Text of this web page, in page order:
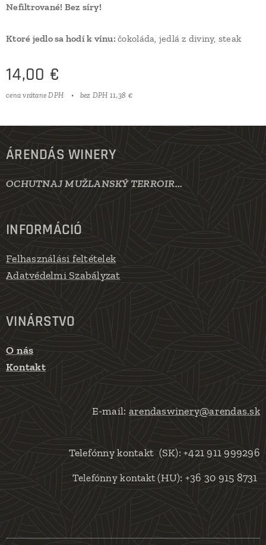
Nefiltrované! Bez síry!
Ktoré jedlo sa hodí k vínu:čokoláda, jedlá z diviny, steak
14,00 €
cena vrátane DPH bez DPH 11,38 €
ÁRENDÁS WINERY
OCHUTNAJ MUŽLANSKÝ TERROIR...
INFORMÁCIÓ
Felhasználási feltételek
Adatvédelmi Szabályzat
VINÁRSTVO
O nás
Kontakt
E-mail: arendaswinery@arendas.sk
Telefónny kontakt (SK): +421 911 999296
Telefónny kontakt (HU): +36 30 915 8731